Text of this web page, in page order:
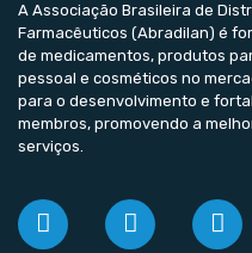
A Associação Brasileira de
Farmacêuticos (Abradilan) é
de medicamentos, produtos
pessoal e cosméticos no
para o desenvolvimento e
membros, promovendo a
serviços.